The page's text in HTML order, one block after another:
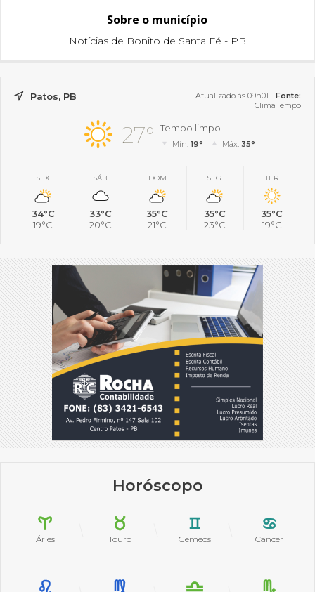
Sobre o município
Notícias de Bonito de Santa Fé - PB
Patos, PB Atualizado às 09h01 - Fonte:
ClimaTempo
27° Tempo limpo
Mín.19° Máx. 35°
SEX
34°C
19°C
SÁB
33°C
20°C
DOM
35°C
21°C
SEG
35°C
23°C
TER
35°C
19°C
Horóscopo
Áries Touro Gêmeos Câncer